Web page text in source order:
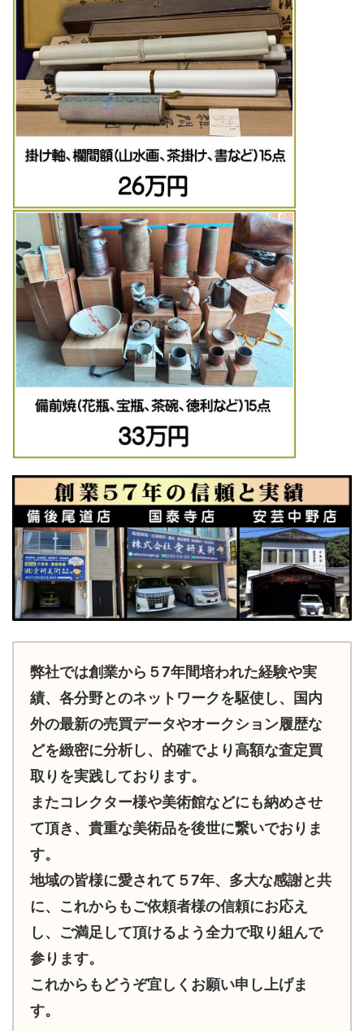
弊社では創業から５7年間培われた経験や実
績、各分野とのネットワークを駆使し、国内
外の最新の売買データやオークション履歴な
どを緻密に分析し、的確でより高額な査定買
取りを実践しております。
またコレクター様や美術館などにも納めさせ
て頂き、貴重な美術品を後世に繋いでおりま
す。
地域の皆様に愛されて５7年、多大な感謝と共
に、これからもご依頼者様の信頼にお応え
し、ご満足して頂けるよう全力で取り組んで
参ります。
これからもどうぞ宜しくお願い申し上げま
す。